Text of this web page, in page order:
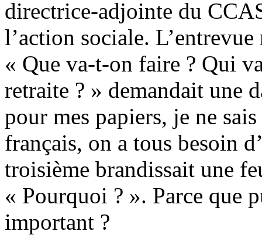
directrice-adjointe du
l’action sociale. L’entrevue
« Que va-t-on faire ? Qui
retraite ? » demandait une
pour mes papiers, je ne
français, on a tous besoin
troisième brandissait une
« Pourquoi ? ». Parce que
important ?